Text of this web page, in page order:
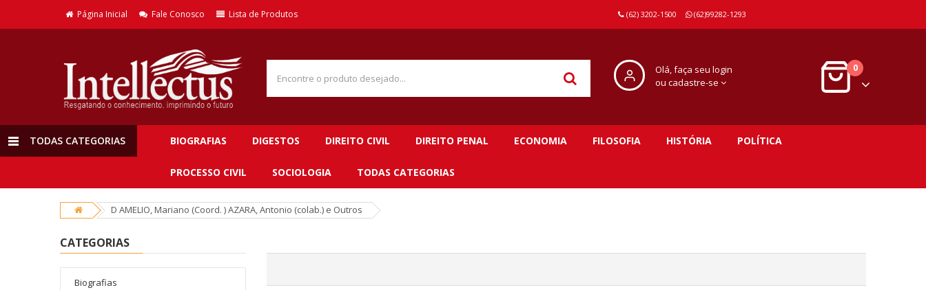
Página Inicial Fale Conosco Lista de Produtos (62) 3202-1500 (62)99282-1293
Olá, faça seu login
ou cadastre-se
0
TODAS CATEGORIAS BIOGRAFIAS DIGESTOS DIREITO CIVIL DIREITO PENAL ECONOMIA FILOSOFIA HISTÓRIA POLÍTICA
PROCESSO CIVIL SOCIOLOGIA TODAS CATEGORIAS
D AMELIO, Mariano (Coord. ) AZARA, Antonio (colab.) e Outros
CATEGORIAS
Biografias